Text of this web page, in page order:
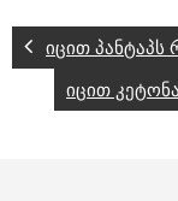
იცით პანტაპს
იცით